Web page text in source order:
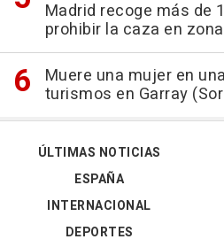
Madrid recoge más de
prohibir la caza en
Muere una mujer en
turismos en Garray
ÚLTIMAS NOTICIAS
ESPAÑA
INTERNACIONAL
DEPORTES